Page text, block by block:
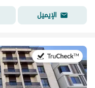
الإيميل
في:13 يوليو 2026